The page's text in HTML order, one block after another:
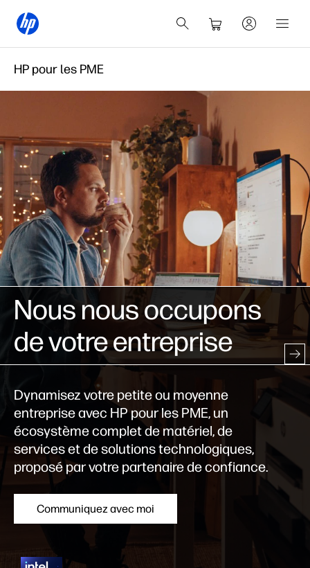
HP pour les PME
Nous nous occupons
de votre entreprise
Dynamisez votre petite ou moyenne
entreprise avec HP pour les PME, un
écosystème complet de matériel, de
services et de solutions technologiques,
proposé par votre partenaire de confiance.
Communiquez avec moi